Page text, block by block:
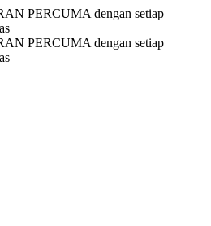
PERCUMA dengan setiap
PERCUMA dengan setiap